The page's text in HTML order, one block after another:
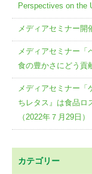
Perspectives on the
メディアセミナー開
メディアセミナー「
食の豊かさにどう貢
メディアセミナー「
ちレタス』は食品ロ
（2022年７月29日）
カテゴリー